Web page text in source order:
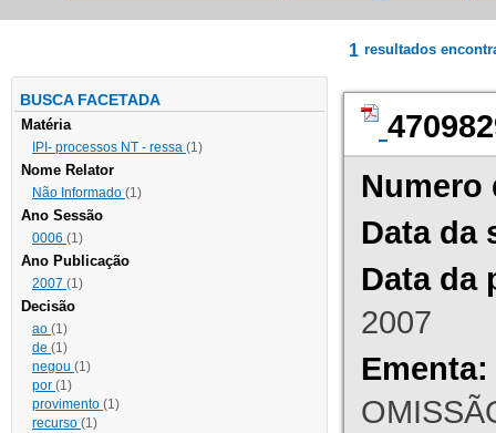
BUSCA FACETADA
Matéria
IPI- processos NT - ressa (1)
Nome Relator
Não Informado (1)
Ano Sessão
0006 (1)
Ano Publicação
2007 (1)
Decisão
ao (1)
de (1)
negou (1)
por (1)
provimento (1)
recurso (1)
1 resultados
Numero
Data da
Data da
2007
Ementa: